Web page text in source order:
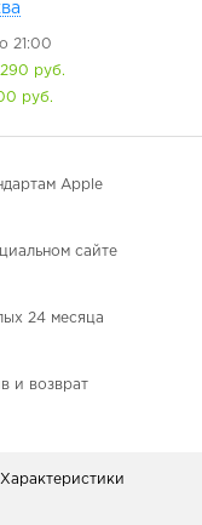
21:00
руб.
руб.
Apple
сайте
24 месяца
и возврат
Характеристики